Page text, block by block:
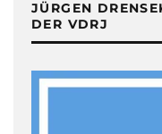
JÜRGEN
DER VDRJ